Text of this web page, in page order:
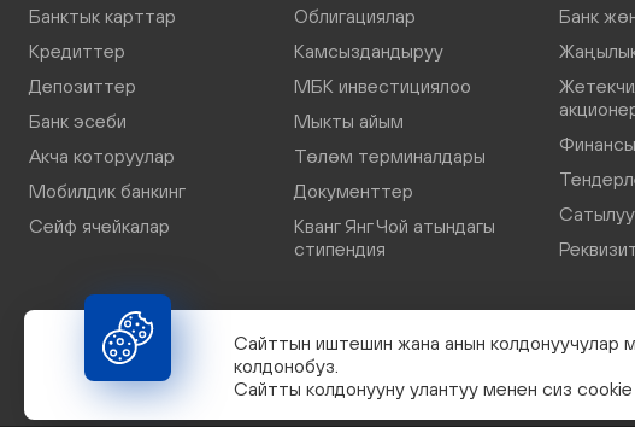
Сайттын иштешин жана анын колдонуучулар
колдонобуз.
Сайтты колдонууну улантуу менен сиз
Банктык карттар
Кредиттер
Депозиттер
Банк эсеби
Акча которуулар
Мобилдик банкинг
Сейф ячейкалар
Облигациялар
Камсыздандыруу
МБК инвестициялоо
Мыкты айым
Төлөм терминалдары
Документтер
Кванг Янг Чой атындагы
стипендия
Банк